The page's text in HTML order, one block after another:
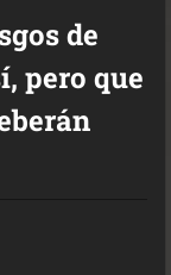
de
pero que